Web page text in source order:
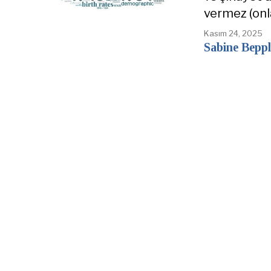
vermez
Kasım 24, 2025
Sabine